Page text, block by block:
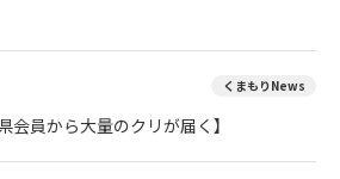
くまもりNews
会員から大量のクリが届く】